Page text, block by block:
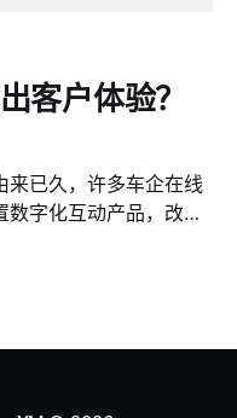
客户体验？
来已久，许多车企在线
数字化互动产品，改善